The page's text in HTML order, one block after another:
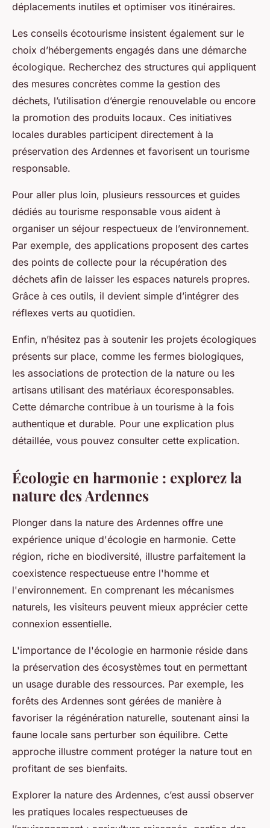
déplacements inutiles et optimiser vos itinéraires.
Les conseils écotourisme insistent également sur le
choix d’hébergements engagés dans une démarche
écologique. Recherchez des structures qui appliquent
des mesures concrètes comme la gestion des
déchets, l’utilisation d’énergie renouvelable ou encore
la promotion des produits locaux. Ces initiatives
locales durables participent directement à la
préservation des Ardennes et favorisent un tourisme
responsable.
Pour aller plus loin, plusieurs ressources et guides
dédiés au tourisme responsable vous aident à
organiser un séjour respectueux de l’environnement.
Par exemple, des applications proposent des cartes
des points de collecte pour la récupération des
déchets afin de laisser les espaces naturels propres.
Grâce à ces outils, il devient simple d’intégrer des
réflexes verts au quotidien.
Enfin, n’hésitez pas à soutenir les projets écologiques
présents sur place, comme les fermes biologiques,
les associations de protection de la nature ou les
artisans utilisant des matériaux écoresponsables.
Cette démarche contribue à un tourisme à la fois
authentique et durable. Pour une explication plus
détaillée, vous pouvez consulter cette explication.
Écologie en harmonie : explorez la
nature des Ardennes
Plonger dans la nature des Ardennes offre une
expérience unique d'écologie en harmonie. Cette
région, riche en biodiversité, illustre parfaitement la
coexistence respectueuse entre l'homme et
l'environnement. En comprenant les mécanismes
naturels, les visiteurs peuvent mieux apprécier cette
connexion essentielle.
L'importance de l'écologie en harmonie réside dans
la préservation des écosystèmes tout en permettant
un usage durable des ressources. Par exemple, les
forêts des Ardennes sont gérées de manière à
favoriser la régénération naturelle, soutenant ainsi la
faune locale sans perturber son équilibre. Cette
approche illustre comment protéger la nature tout en
profitant de ses bienfaits.
Explorer la nature des Ardennes, c’est aussi observer
les pratiques locales respectueuses de